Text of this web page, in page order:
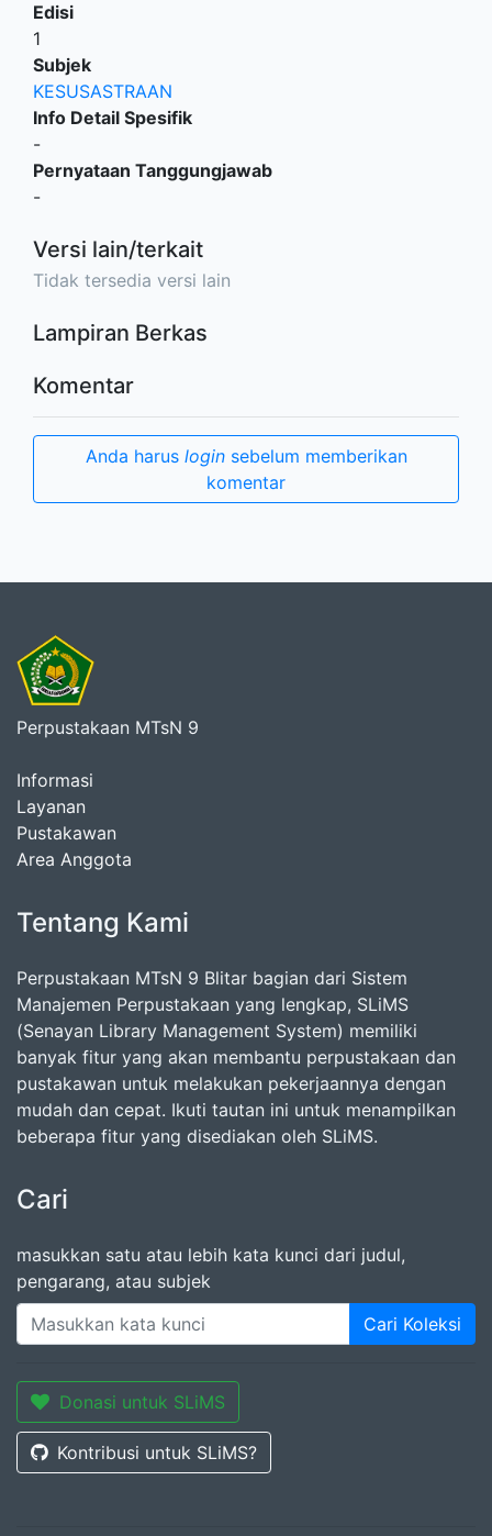
Edisi
1
Subjek
KESUSASTRAAN
Info Detail Spesifik
-
Pernyataan Tanggungjawab
-
Versi lain/terkait
Tidak tersedia versi lain
Lampiran Berkas
Komentar
Anda harus loginsebelum memberikan
komentar
Perpustakaan MTsN 9
Informasi
Layanan
Pustakawan
Area Anggota
Tentang Kami
Perpustakaan MTsN 9 Blitar bagian dari Sistem
Manajemen Perpustakaan yang lengkap, SLiMS
(Senayan Library Management System) memiliki
banyak fitur yang akan membantu perpustakaan dan
pustakawan untuk melakukan pekerjaannya dengan
mudah dan cepat. Ikuti tautan ini untuk menampilkan
beberapa fitur yang disediakan oleh SLiMS.
Cari
masukkan satu atau lebih kata kunci dari judul,
pengarang, atau subjek
Cari Koleksi
Donasi untuk SLiMS
Kontribusi untuk SLiMS?